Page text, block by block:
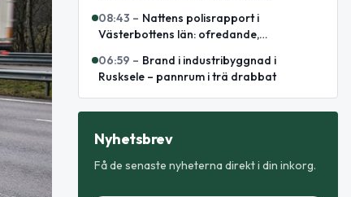
08:43 – Nattens polisrapport i
Västerbottens län: ofredande,
06:59 – Brand i industribyggnad i
Rusksele – pannrum i trä drabbat
Nyhetsbrev
Få de senaste nyheterna direkt i din inkorg.